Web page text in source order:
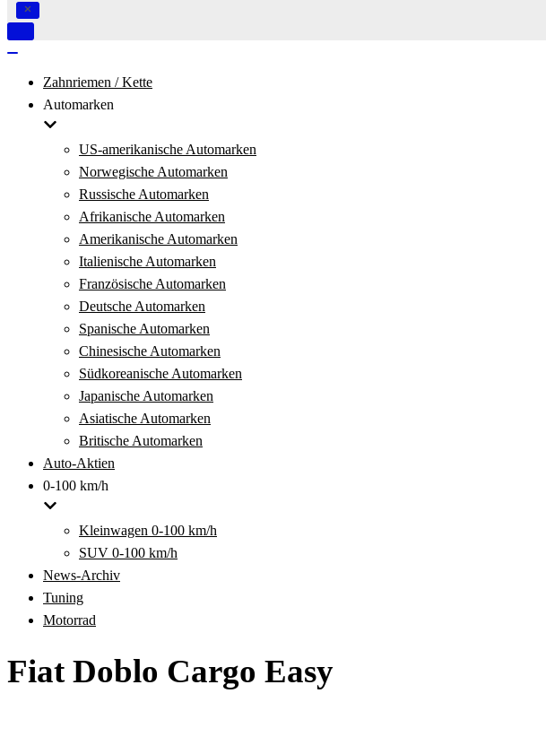
Navigation
Zahnriemen / Kette
Automarken
US-amerikanische Automarken
Norwegische Automarken
Russische Automarken
Afrikanische Automarken
Amerikanische Automarken
Italienische Automarken
Französische Automarken
Deutsche Automarken
Spanische Automarken
Chinesische Automarken
Südkoreanische Automarken
Japanische Automarken
Asiatische Automarken
Britische Automarken
Auto-Aktien
0-100 km/h
Kleinwagen 0-100 km/h
SUV 0-100 km/h
News-Archiv
Tuning
Motorrad
Fiat Doblo Cargo Easy